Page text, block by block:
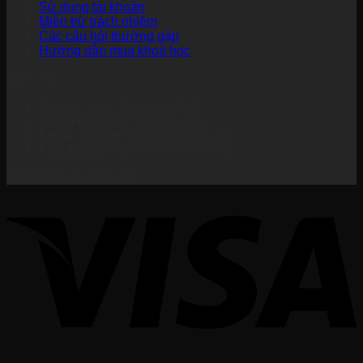
Sử dụng tài khoản
Miễn trừ trách nhiệm
Các câu hỏi thường gặp
Hướng dẫn mua khoá học